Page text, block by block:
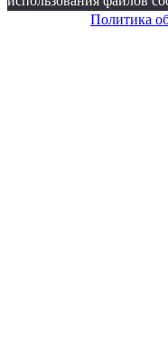
Политика